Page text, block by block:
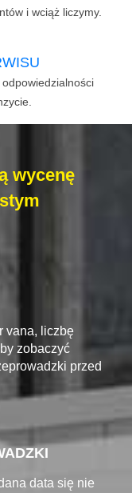
i wciąż liczymy.
odpowiedzialności
wycenę
vana, liczbę
zobaczyć
przed
data się nie